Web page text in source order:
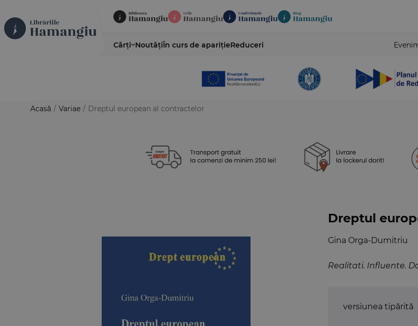
Cărți NoutățiÎn curs de aparițieReduceri
Acasă / Variae / Dreptul european al contractelor
Dreptul
Realitati. Influente.
Gina Orga-Dumitriu
versiunea tipărită